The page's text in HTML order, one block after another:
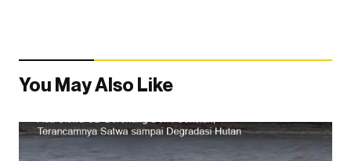
You May Also Like